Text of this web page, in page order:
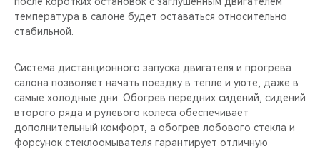
температура в салоне будет оставаться относительно
стабильной.
Система дистанционного запуска двигателя и прогрева
салона позволяет начать поездку в тепле и уюте, даже в
самые холодные дни. Обогрев передних сидений, сидений
второго ряда и рулевого колеса обеспечивает
дополнительный комфорт, а обогрев лобового стекла и
форсунок стеклоомывателя гарантирует отличную